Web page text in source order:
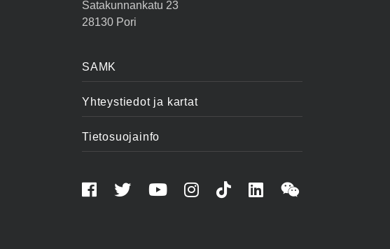
Satakunnankatu 23
28130 Pori
SAMK
Yhteystiedot ja kartat
Tietosuojainfo